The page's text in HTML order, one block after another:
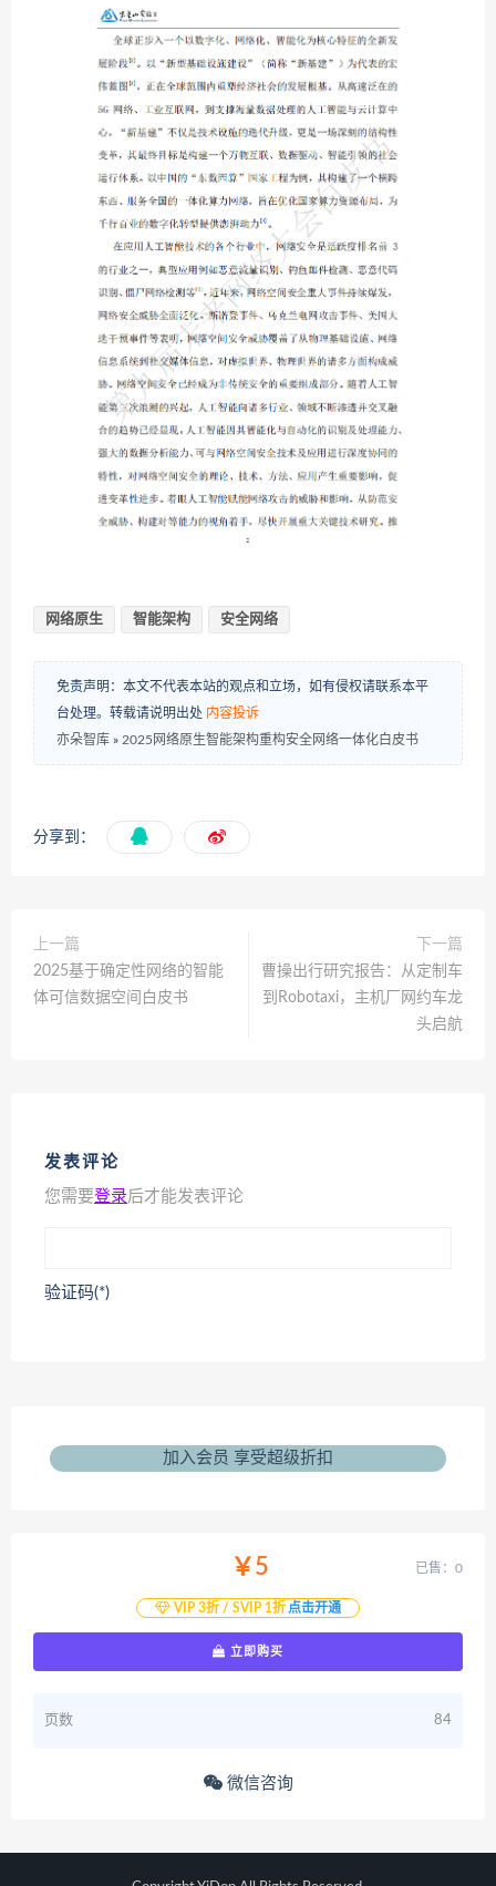
网络原生 智能架构 安全网络
免责声明：本文不代表本站的观点和立场，如有侵权请联系本平
台处理。转载请说明出处 内容投诉
亦朵智库 » 2025网络原生智能架构重构安全网络一体化白皮书
分享到：
上一篇
2025基于确定性网络的智能
体可信数据空间白皮书
下一篇
曹操出行研究报告：从定制车
到Robotaxi，主机厂网约车龙
头启航
发表评论
您需要登录后才能发表评论
验证码(*)
加入会员 享受超级折扣
￥5
VIP 3折 / SVIP 1折 点击开通
已售：0
立即购买
页数 84
微信咨询